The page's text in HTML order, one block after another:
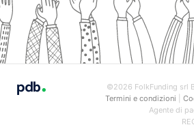
©2026 FolkFunding srl
Termini e condizioni
Agente di